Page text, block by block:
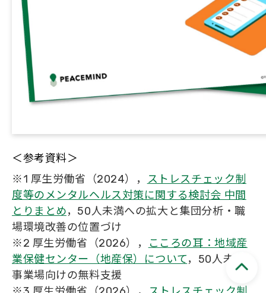
＜参考資料＞
※1 厚生労働省（2024），
ストレスチェック制
度等のメンタルヘルス対策に関する検討会 中間
とりまとめ，50人未満への拡大と集団分析・職
場環境改善の位置づけ
※2 厚生労働省（2026），
こころの耳：地域産
業保健センター（地産保）について，50人未満
事業場向けの無料支援